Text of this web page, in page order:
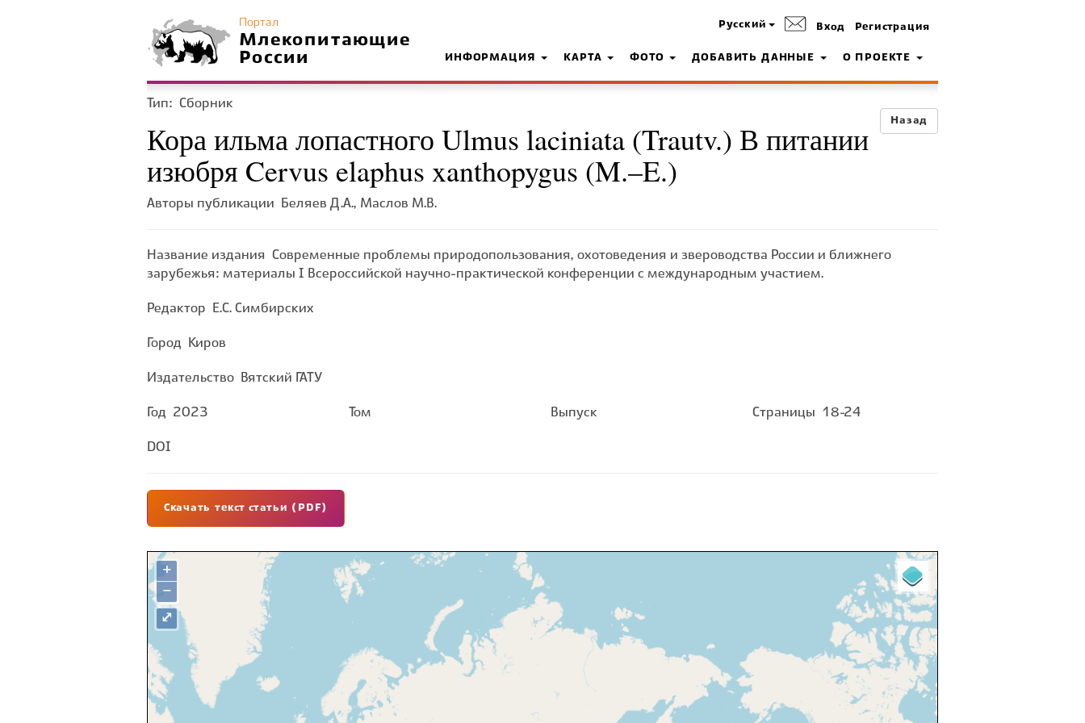
Портал
Млекопитающие
России
Русский Вход Регистрация
ИНФОРМАЦИЯ КАРТА ФОТО ДОБАВИТЬ ДАННЫЕ О ПРОЕКТЕ
Назад
Тип: Сборник
Кора ильма лопастного Ulmus laciniata (Trautv.) В питании
изюбря Cervus elaphus xanthopygus (M.–E.)
Авторы публикации Беляев Д.А., Маслов М.В.
Название издания
Современные проблемы природопользования, охотоведения и звероводства России и ближнего
зарубежья: материалы I Всероссийской научно-практической конференции с международным участием.
Редактор Е.С. Симбирских
Город Киров
Издательство Вятский ГАТУ
Год 2023 Том Выпуск Страницы 18-24
DOI
Скачать текст статьи (PDF)
+
−
⤢